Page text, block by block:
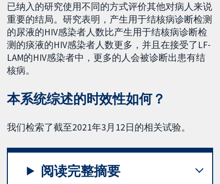
已纳入的研究使用不同的方式评价其他对病人来说
重要的结局。研究表明，产生用于结核病诊断检测
的尿液的HIV感染者人数比产生用于结核病诊断检
测的痰液的HIV感染者人数更多，并且在接受了LF-
LAM的HIV感染者中，更多的人会被诊断出患有结
核病。
本系统综述的时效性如何？
我们检索了截至2021年3月12日的相关试验。
阅读完整摘要